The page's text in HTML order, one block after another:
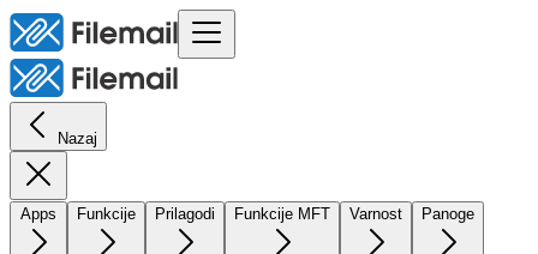
Nazaj
Apps Funkcije Prilagodi Funkcije MFT Varnost Panoge